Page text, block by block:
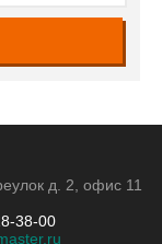
д. 2, офис 11
38-00